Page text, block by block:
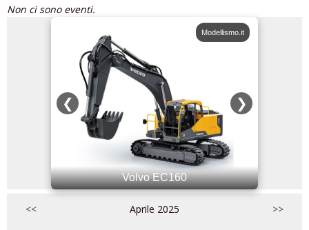
Non ci sono eventi.
Modellismo.it
Volvo EC160
❮ ❯
<< Aprile 2025 >>